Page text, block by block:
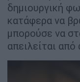
δημιουργική
κατάφερα να
μπορούσε να
απειλείται από